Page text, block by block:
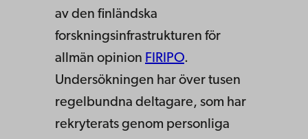
av den finländska
forskningsinfrastrukturen för
allmän opinion FIRIPO.
Undersökningen har över tusen
regelbundna deltagare, som har
rekryterats genom personliga